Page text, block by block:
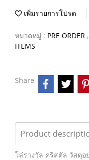
เพิ่มรายการโปรด
หมวดหมู่ : PRE ORDER ,
ITEMS
Share
Product
โล่รางวัล คริสตัล วัสดุอ